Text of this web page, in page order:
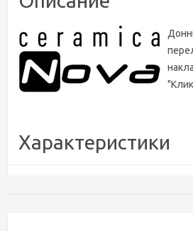
Характеристики